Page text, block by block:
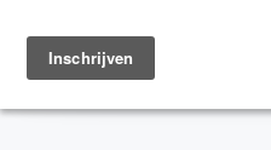
Toggle
navigation